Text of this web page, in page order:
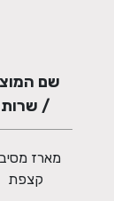
שם
/ שרות
מארז
קצפת